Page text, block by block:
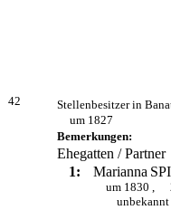
42 Stellenbesitzer in
um 1827
Bemerkungen:
Ehegatten / Partner
1:
Marianna
um 1830 ,
unbekannt